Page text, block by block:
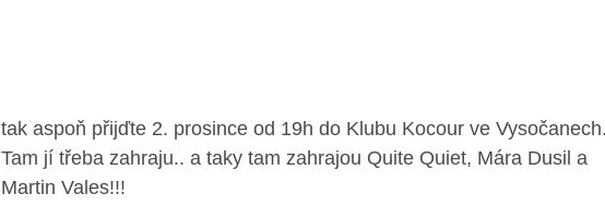
tak aspoň přijďte 2. prosince od 19h do Klubu Kocour ve Vysočanech.
Tam jí třeba zahraju.. a taky tam zahrajou Quite Quiet, Mára Dusil a
Martin Vales!!!